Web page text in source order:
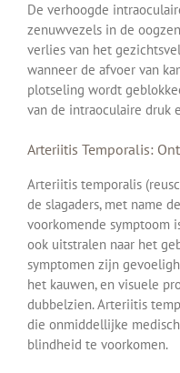
De verhoogde
zenuwvezels in de
verlies van het
wanneer de afvoer van
plotseling wordt
van de intraoculaire druk
Arteriitis Temporalis:
Arteriitis temporalis
de slagaders, met name
voorkomende symptoom
ook uitstralen naar het
symptomen zijn
het kauwen, en visuele
dubbelzien. Arteriitis
die onmiddellijke
blindheid te voorkomen.